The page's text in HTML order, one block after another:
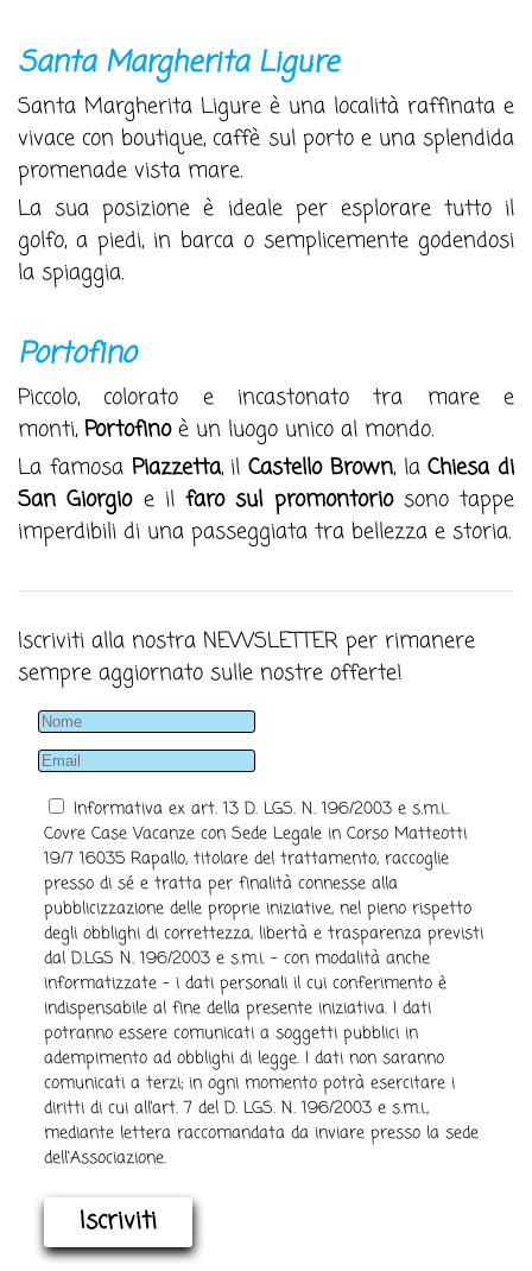
Santa Margherita Ligure
Santa Margherita Ligure è una località raffinata e
vivace con boutique, caffè sul porto e una splendida
promenade vista mare.
La sua posizione è ideale per esplorare tutto il
golfo, a piedi, in barca o semplicemente godendosi
la spiaggia.
Portofino
Piccolo, colorato e incastonato tra mare e
monti, Portofinoè un luogo unico al mondo.
La famosa Piazzetta, il Castello Brown, laChiesa di
San Giorgioe il faro sul promontoriosono tappe
imperdibili di una passeggiata tra bellezza e storia.
Iscriviti alla nostra NEWSLETTER per rimanere
sempre aggiornato sulle nostre offerte!
Informativa ex art. 13 D. LGS. N. 196/2003 e s.m.i..
Covre Case Vacanze con Sede Legale in Corso Matteotti
19/7 16035 Rapallo, titolare del trattamento, raccoglie
presso di sé e tratta per finalità connesse alla
pubblicizzazione delle proprie iniziative, nel pieno rispetto
degli obblighi di correttezza, libertà e trasparenza previsti
dal D.LGS N. 196/2003 e s.m.i. - con modalità anche
informatizzate - i dati personali il cui conferimento è
indispensabile al fine della presente iniziativa. I dati
potranno essere comunicati a soggetti pubblici in
adempimento ad obblighi di legge. I dati non saranno
comunicati a terzi; in ogni momento potrà esercitare i
diritti di cui all’art. 7 del D. LGS. N. 196/2003 e s.m.i.,
mediante lettera raccomandata da inviare presso la sede
dell'Associazione.
Iscriviti